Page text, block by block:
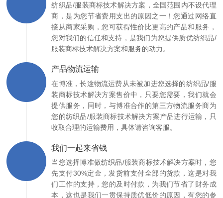
纺织品/服装商标技术解决方案，全国范围内不设代理
商，是为您节省费用支出的原因之一！您通过网络直
接从商家采购，您可获得性价比更高的产品和服务，
您对我们的信任和支持，是我们为您提供质优纺织品/
服装商标技术解决方案和服务的动力。
产品物流运输
在博准，长途物流运费从未被加进您选择的纺织品/服
装商标技术解决方案售价中，只要您需要，我们就会
提供服务，同时，与博准合作的第三方物流服务商为
您的纺织品/服装商标技术解决方案产品进行运输，只
收取合理的运输费用，具体请咨询客服。
我们一起来省钱
当您选择博准做纺织品/服装商标技术解决方案时，您
先支付30%定金，发货前支付全部的货款，这是对我
们工作的支持，您的及时付款，为我们节省了财务成
本，这也是我们一贯保持质优低价的原因，有您的参